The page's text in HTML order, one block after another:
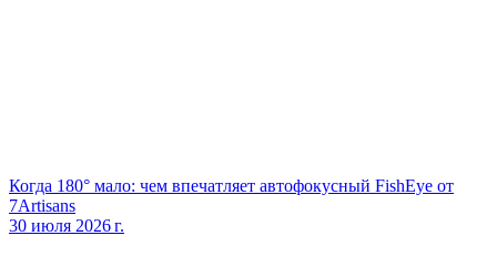
Когда 180° мало: чем впечатляет автофокусный FishEye от
7Artisans
30 июля 2026 г.